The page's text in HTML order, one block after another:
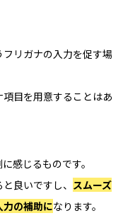
リガナの入力を促す場
目を用意することはあ
感じるものです。
良いですし、 スムーズ
の補助になります。